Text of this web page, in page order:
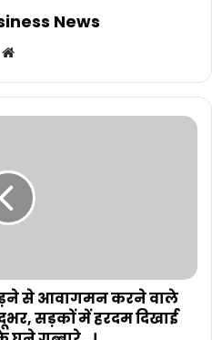
News
Website
से आवागमन करने वाले
सड़कों में हरदम दिखाई